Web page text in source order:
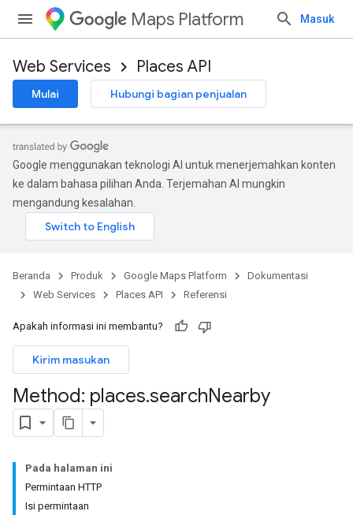
Maps Platform Masuk
Web Services Places API
Mulai Hubungi bagian penjualan
Google menggunakan teknologi AI untuk menerjemahkan konten
ke dalam bahasa pilihan Anda. Terjemahan AI mungkin
mengandung kesalahan.
Beranda Produk Google Maps Platform
Dokumentasi
Web Services
Places API Referensi
Apakah informasi ini membantu?
Kirim masukan
Method: places.searchNearby
Pada halaman ini
Permintaan HTTP
Isi permintaan